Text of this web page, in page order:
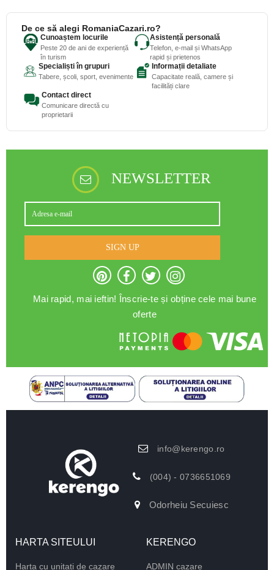
De ce să alegi RomaniaCazari.ro?
Cunoaștem locurile
Peste 20 de ani de experiență
în turism
Asistență personală
Telefon, e-mail și WhatsApp
rapid și prietenos
Specialiști în grupuri
Tabere, școli, sport, evenimente
Informații detaliate
Capacitate reală, camere și
facilități clare
Contact direct
Comunicare directă cu
proprietarii
NEWSLETTER
SIGN UP
Mai rapid, mai ieftin! Înscrie-te și obține cele mai bune
oferte
info@kerengo.ro
(004) - 0736651069
Odorheiu Secuiesc
HARTA SITEULUI
Harta cu unitati de cazare
KERENGO
ADMIN cazare